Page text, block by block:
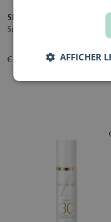
SISLEY
Super Soin Solaire Visage
€ 203,00 AFFICHER